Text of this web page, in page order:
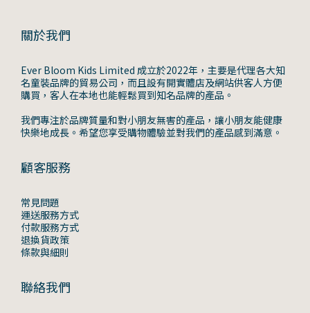
關於我們
Ever Bloom Kids Limited 成立於2022年，主要是代理各大知
名童裝品牌的貿易公司，而且設有開實體店及網站供客人方便
購買，客人在本地也能輕鬆買到知名品牌的產品。
我們專注於品牌質量和對小朋友無害的產品，讓小朋友能健康
快樂地成長。希望您享受購物體驗並對我們的產品感到滿意。
顧客服務
常見問題
運送服務方式
付款服務方式
退換貨政策
條款與細則
聯絡我們